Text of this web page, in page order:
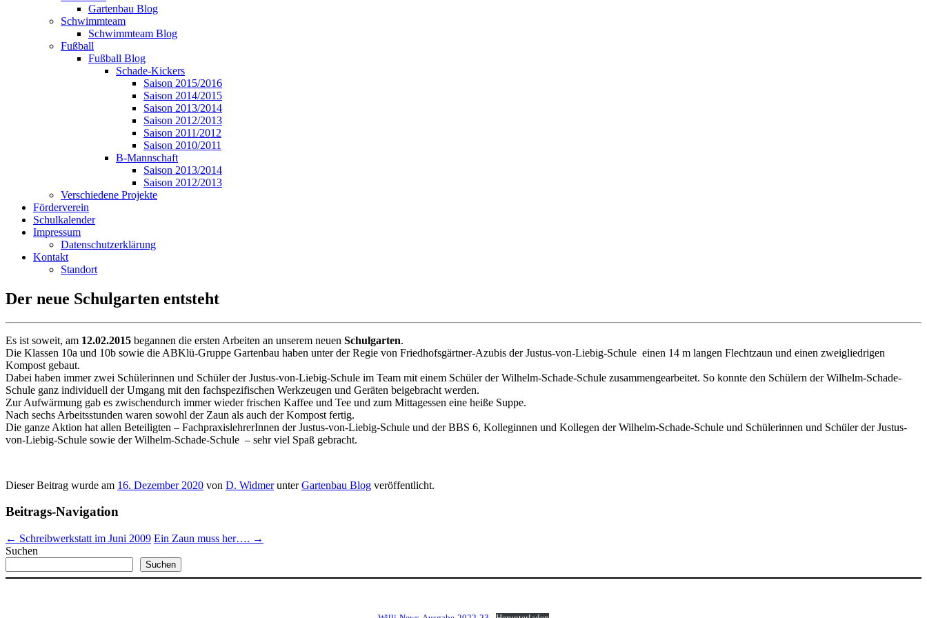
Gartenbau Blog
Schwimmteam
Schwimmteam Blog
Fußball
Fußball Blog
Schade-Kickers
Saison 2015/2016
Saison 2014/2015
Saison 2013/2014
Saison 2012/2013
Saison 2011/2012
Saison 2010/2011
B-Mannschaft
Saison 2013/2014
Saison 2012/2013
Verschiedene Projekte
Förderverein
Schulkalender
Impressum
Datenschutzerklärung
Kontakt
Standort
Der neue Schulgarten entsteht
Es ist soweit, am 12.02.2015 begannen die ersten Arbeiten an unserem neuen Schulgarten.
Die Klassen 10a und 10b sowie die ABKlü-Gruppe Gartenbau haben unter der Regie von Friedhofsgärtner-Azubis der Justus-von-Liebig-Schule einen 14 m langen Flechtzaun und einen zweigliedrigen
Kompost gebaut.
Dabei haben immer zwei Schülerinnen und Schüler der Justus-von-Liebig-Schule im Team mit einem Schüler der Wilhelm-Schade-Schule zusammengearbeitet. So konnte den Schülern der Wilhelm-Schade-
Schule ganz individuell der Umgang mit den fachspezifischen Werkzeugen und Geräten beigebracht werden.
Zur Aufwärmung gab es zwischendurch immer wieder frischen Kaffee und Tee und zum Mittagessen eine heiße Suppe.
Nach sechs Arbeitsstunden waren sowohl der Zaun als auch der Kompost fertig.
Die ganze Aktion hat allen Beteiligten – FachpraxislehrerInnen der Justus-von-Liebig-Schule und der BBS 6, Kolleginnen und Kollegen der Wilhelm-Schade-Schule und Schülerinnen und Schüler der Justus-
von-Liebig-Schule sowie der Wilhelm-Schade-Schule – sehr viel Spaß gebracht.
Dieser Beitrag wurde am 16. Dezember 2020 von D. WidmerunterGartenbau Blog veröffentlicht.
Beitrags-Navigation
← Schreibwerkstatt im Juni 2009 Ein Zaun muss her…. →
Suchen
Suchen